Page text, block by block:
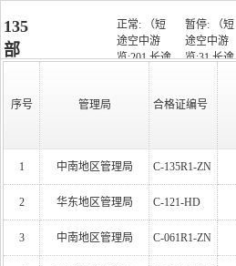
135
部
营
种
正常: （短
途空中游
览:201,长途
空中游
览:8,1-9
座:41,10-19
座:2,运输类
飞机:21,运
输类直升
机:6）
暂停: （短
途空中游
览:31,长途
空中游
览:3,1-9
座:8,10-19
座:0,运输
类飞机:2,
运输类直
升机:0）
序号 管理局 合格证编号
1 中南地区管理局 C-135R1-ZN
2 华东地区管理局 C-121-HD
3 中南地区管理局 C-061R1-ZN